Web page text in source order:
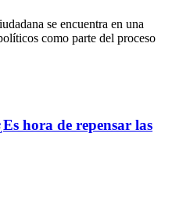
se encuentra en una
como parte del proceso
hora de repensar las